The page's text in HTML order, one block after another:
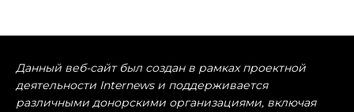
Данный веб-сайт был создан в рамках проектной
деятельности Internews и поддерживается
различными донорскими организациями, включая